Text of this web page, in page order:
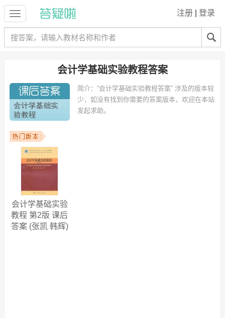
注册 登录
会计学基础实验教程答案
简介： “会计学基础实验教程答案” 涉及的版本较
少，如没有找到你需要的答案版本，欢迎在本站
发起求助。
会计学基础实验
教程 第2版 课后
答案 (张凯 韩辉)